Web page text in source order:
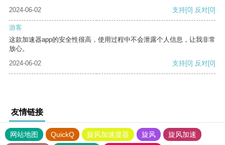
2024-06-02
支持[0] 反对[0]
游客
这款加速器app的安全性很高，使用过程中不会泄露个人信息，让我非常
放心。
2024-06-02
支持[0] 反对[0]
友情链接
网站地图 QuickQ 旋风加速度器 旋风
旋风加速